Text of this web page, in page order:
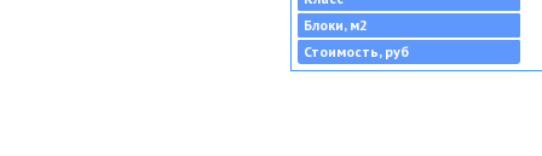
Блоки, м2
Стоимость, руб